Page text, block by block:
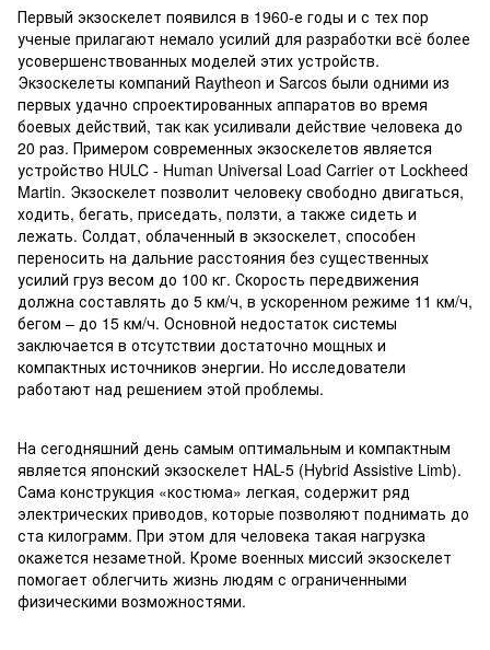
Первый экзоскелет появился в 1960-е годы и с тех пор
ученые прилагают немало усилий для разработки всё более
усовершенствованных моделей этих устройств.
Экзоскелеты компаний Raytheon и Sarcos были одними из
первых удачно спроектированных аппаратов во время
боевых действий, так как усиливали действие человека до
20 раз. Примером современных экзоскелетов является
устройство HULC - Human Universal Load Carrier от Lockheed
Martin. Экзоскелет позволит человеку свободно двигаться,
ходить, бегать, приседать, ползти, а также сидеть и
лежать. Солдат, облаченный в экзоскелет, способен
переносить на дальние расстояния без существенных
усилий груз весом до 100 кг. Скорость передвижения
должна составлять до 5 км/ч, в ускоренном режиме 11 км/ч,
бегом – до 15 км/ч. Основной недостаток системы
заключается в отсутствии достаточно мощных и
компактных источников энергии. Но исследователи
работают над решением этой проблемы.
На сегодняшний день самым оптимальным и компактным
является японский экзоскелет HAL-5 (Hybrid Assistive Limb).
Сама конструкция «костюма» легкая, содержит ряд
электрических приводов, которые позволяют поднимать до
ста килограмм. При этом для человека такая нагрузка
окажется незаметной. Кроме военных миссий экзоскелет
помогает облегчить жизнь людям с ограниченными
физическими возможностями.